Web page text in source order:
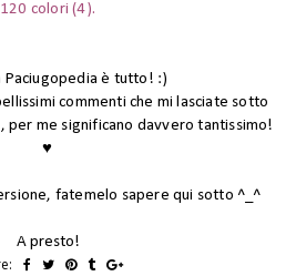
120 colori (4).
Paciugopedia è tutto! :)
commenti che mi lasciate sotto
per me significano davvero tantissimo!
♥
fatemelo sapere qui sotto ^_^
A presto!